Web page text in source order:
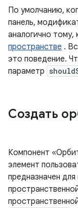
По умолчанию,
панель,
аналогично тому,
пространстве .
это поведение.
параметр
Создать
Компонент
элемент
предназначен